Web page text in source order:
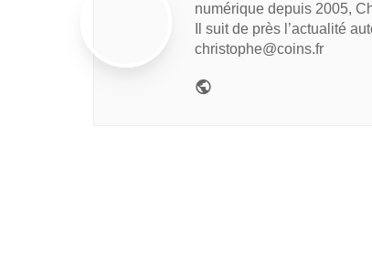
numérique depuis 2005,
Il suit de près l’actualité
christophe@coins.fr